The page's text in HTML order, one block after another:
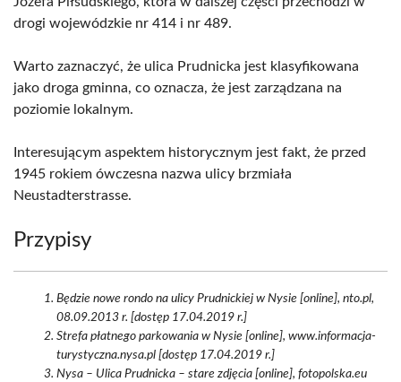
drogi wojewódzkie nr 414 i nr 489.
Warto zaznaczyć, że ulica Prudnicka jest klasyfikowana
jako droga gminna, co oznacza, że jest zarządzana na
poziomie lokalnym.
Interesującym aspektem historycznym jest fakt, że przed
1945 rokiem ówczesna nazwa ulicy brzmiała
Neustadterstrasse.
Przypisy
Będzie nowe rondo na ulicy Prudnickiej w Nysie [online], nto.pl,
08.09.2013 r. [dostęp 17.04.2019 r.]
Strefa płatnego parkowania w Nysie [online], www.informacja-
turystyczna.nysa.pl [dostęp 17.04.2019 r.]
Nysa – Ulica Prudnicka – stare zdjęcia [online], fotopolska.eu